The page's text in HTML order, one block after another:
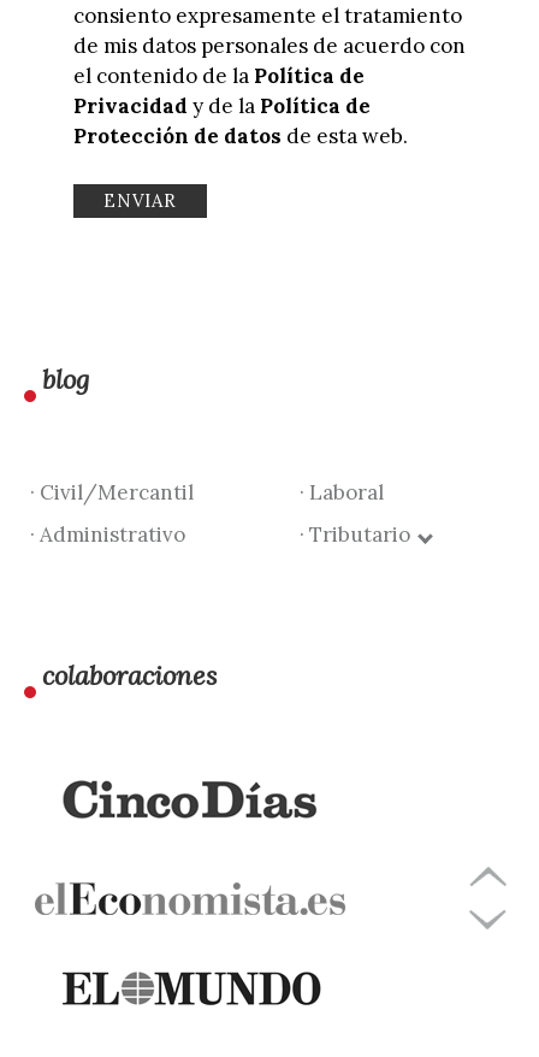
consiento expresamente el tratamiento
de mis datos personales de acuerdo con
el contenido de la Política de
Privacidad y de la Política de
Protección de datos de esta web.
blog
· Civil/Mercantil
· Laboral
· Administrativo
· Tributario
colaboraciones